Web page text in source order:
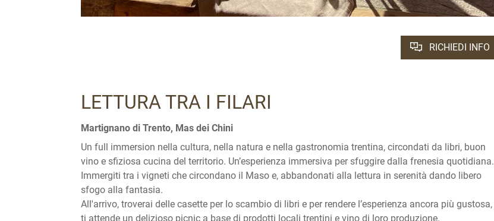
RICHIEDI INFO
LETTURA TRA I FILARI
Martignano di Trento, Mas dei Chini
Un full immersion nella cultura, nella natura e nella gastronomia trentina, circondati da libri, buon
vino e sfiziosa cucina del territorio. Un’esperienza immersiva per sfuggire dalla frenesia quotidiana.
Immergiti tra i vigneti che circondano il Maso e, abbandonati alla lettura in serenità dando libero
sfogo alla fantasia.
All'arrivo, troverai delle casette per lo scambio di libri e per rendere l’esperienza ancora più gustosa,
ti attende un delizioso picnic a base di prodotti locali trentini e vino di loro produzione.